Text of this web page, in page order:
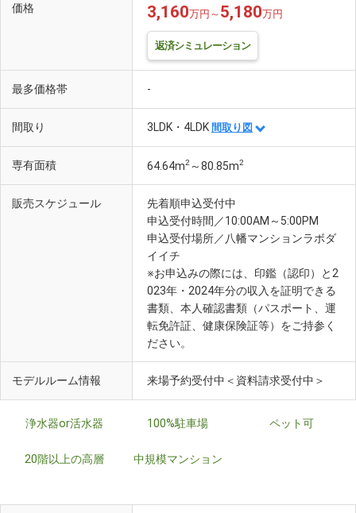
価格 3,160万円～ 5,180万円
返済シミュレーション
最多価格帯 -
間取り 3LDK・4LDK 間取り図
専有面積 64.64m2 ～80.85m2
販売スケジュール
先着順申込受付中
申込受付時間／10:00AM～5:00PM
申込受付場所／八幡マンションラボダ
イイチ
※お申込みの際には、印鑑（認印）と2
023年・2024年分の収入を証明できる
書類、本人確認書類（パスポート、運
転免許証、健康保険証等）をご持参く
ださい。
モデルルーム情報 来場予約受付中＜資料請求受付中＞
浄水器or活水器 100%駐車場 ペット可
20階以上の高層 中規模マンション